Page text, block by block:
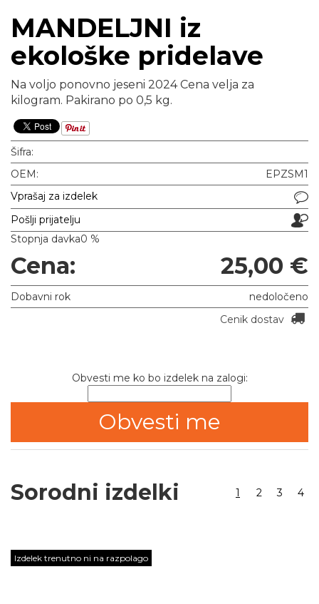
MANDELJNI iz
ekološke pridelave
Na voljo ponovno jeseni 2024 Cena velja za
kilogram. Pakirano po 0,5 kg.
Šifra:
OEM:
EPZSM1
Vprašaj za izdelek
Pošlji prijatelju
Stopnja davka0 %
Cena: 25,00 €
Dobavni rok
nedoločeno
Cenik dostav
Obvesti me ko bo izdelek na zalogi:
Sorodni izdelki 1 2 3 4
Izdelek trenutno ni na razpolago